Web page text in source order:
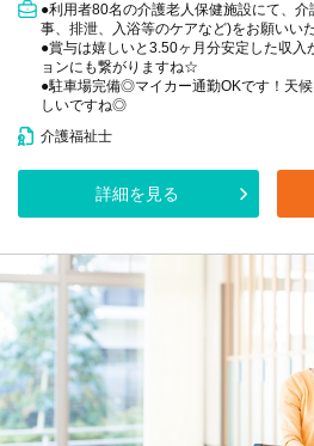
●利用者80名の介護老人保健施設にて、
事、排泄、入浴等のケアなど)をお願いい
●賞与は嬉しいと3.50ヶ月分安定した収入
ョンにも繋がりますね☆
●駐車場完備◎マイカー通勤OKです！天
しいですね◎
介護福祉士
詳細を見る